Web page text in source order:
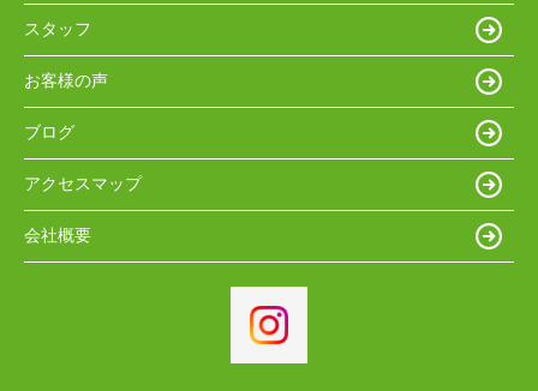
スタッフ
お客様の声
ブログ
アクセスマップ
会社概要